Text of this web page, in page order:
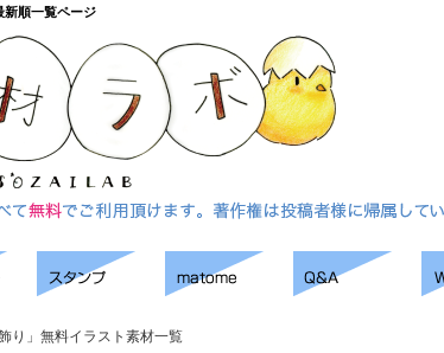
新順一覧ページ
飾り」無料イラスト素材一覧